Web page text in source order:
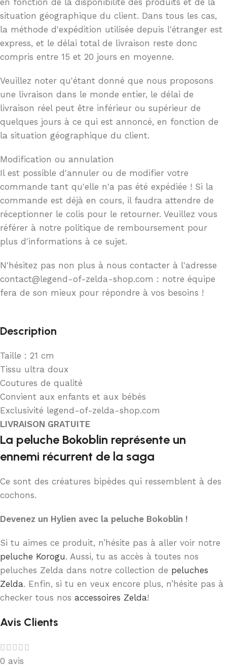
situation géographique du client. Dans tous les cas,
la méthode d'expédition utilisée depuis l'étranger est
express, et le délai total de livraison reste donc
compris entre 15 et 20 jours en moyenne.
Veuillez noter qu'étant donné que nous proposons
une livraison dans le monde entier, le délai de
livraison réel peut être inférieur ou supérieur de
quelques jours à ce qui est annoncé, en fonction de
la situation géographique du client.
Modification ou annulation
Il est possible d'annuler ou de modifier votre
commande tant qu'elle n'a pas été expédiée ! Si la
commande est déjà en cours, il faudra attendre de
réceptionner le colis pour le retourner. Veuillez vous
référer à notre politique de remboursement pour
plus d'informations à ce sujet.
N'hésitez pas non plus à nous contacter à l'adresse
contact@legend-of-zelda-shop.com : notre équipe
fera de son mieux pour répondre à vos besoins !
Description
Taille : 21 cm
Tissu ultra doux
Coutures de qualité
Convient aux enfants et aux bébés
Exclusivité legend-of-zelda-shop.com
LIVRAISON GRATUITE
La peluche Bokoblin représente un
ennemi récurrent de la saga
Ce sont des créatures bipèdes qui ressemblent à des
cochons.
Devenez un Hylien avec la peluche Bokoblin !
Si tu aimes ce produit, n’hésite pas à aller voir notre
peluche Korogu. Aussi, tu as accès à toutes nos
peluches Zelda dans notre collection de peluches
Zelda. Enfin, si tu en veux encore plus, n’hésite pas à
checker tous nos accessoires Zelda!
Avis Clients
0 avis